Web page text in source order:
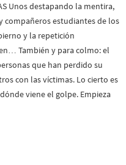
Unos destapando la mentira,
compañeros estudiantes de los
y la repetición
También y para colmo: el
que han perdido su
con las víctimas. Lo cierto es
viene el golpe. Empieza